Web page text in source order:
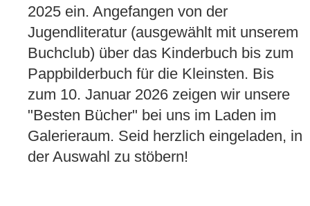
2025 ein. Angefangen von der
Jugendliteratur (ausgewählt mit unserem
Buchclub) über das Kinderbuch bis zum
Pappbilderbuch für die Kleinsten. Bis
zum 10. Januar 2026 zeigen wir unsere
"Besten Bücher" bei uns im Laden im
Galerieraum. Seid herzlich eingeladen, in
der Auswahl zu stöbern!